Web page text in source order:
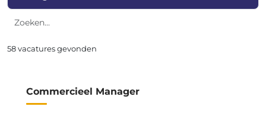
Zoeken
58 vacatures gevonden
Commercieel Manager